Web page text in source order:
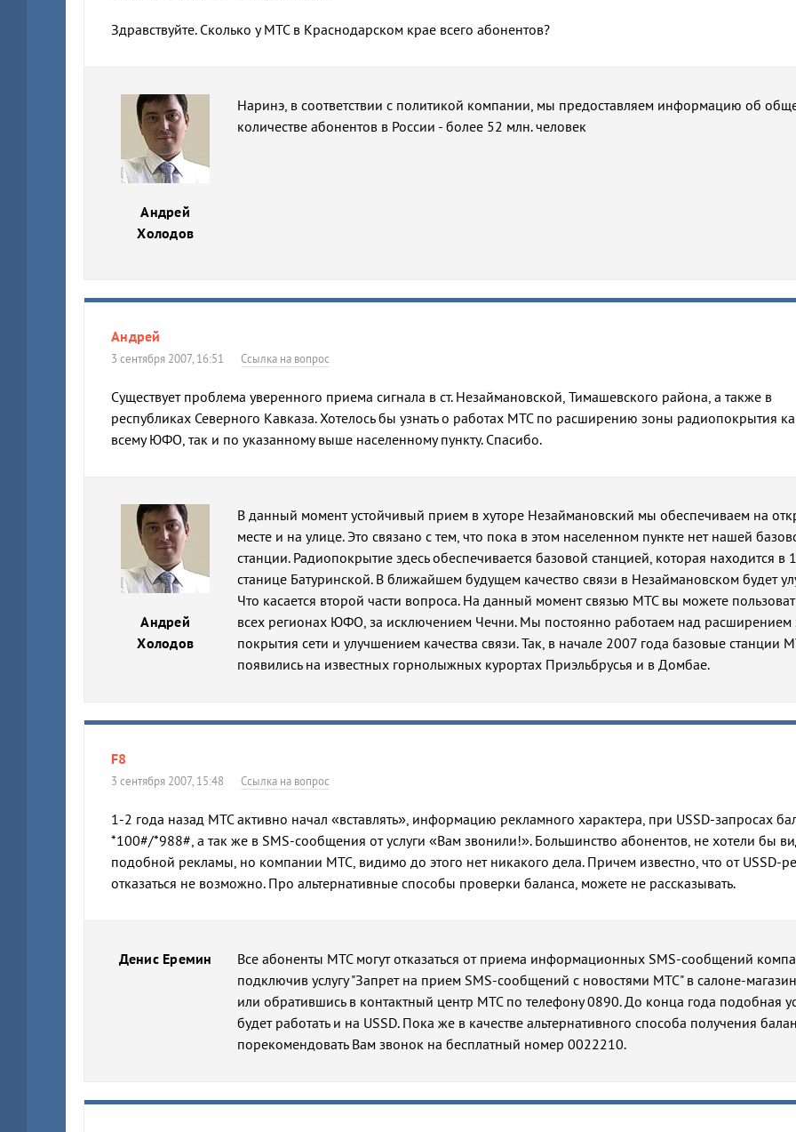
Здравствуйте. Сколько у МТС в Краснодарском крае всего абонентов?
Андрей
Холодов
Наринэ, в соответствии с политикой компании, мы предоставляем информацию об
количестве абонентов в России - более 52 млн. человек
Андрей
3 сентября 2007, 16:51 Ссылка на вопрос
Существует проблема уверенного приема сигнала в ст. Незаймановской, Тимашевского района, а также в
республиках Северного Кавказа. Хотелось бы узнать о работах МТС по расширению зоны радиопокрытия
всему ЮФО, так и по указанному выше населенному пункту. Спасибо.
Андрей
Холодов
В данный момент устойчивый прием в хуторе Незаймановский мы обеспечиваем на
месте и на улице. Это связано с тем, что пока в этом населенном пункте нет нашей
станции. Радиопокрытие здесь обеспечивается базовой станцией, которая находится в
станице Батуринской. В ближайшем будущем качество связи в Незаймановском будет
Что касается второй части вопроса. На данный момент связью МТС вы можете
всех регионах ЮФО, за исключением Чечни. Мы постоянно работаем над
покрытия сети и улучшением качества связи. Так, в начале 2007 года базовые станции
появились на известных горнолыжных курортах Приэльбрусья и в Домбае.
F8
3 сентября 2007, 15:48 Ссылка на вопрос
1-2 года назад МТС активно начал «вставлять», информацию рекламного характера, при USSD-запросах
*100#/*988#, а так же в SMS-сообщения от услуги «Вам звонили!». Большинство абонентов, не хотели бы
подобной рекламы, но компании МТС, видимо до этого нет никакого дела. Причем известно, что от USSD-
отказаться не возможно. Про альтернативные способы проверки баланса, можете не рассказывать.
Денис Еремин
Все абоненты МТС могут отказаться от приема информационных SMS-сообщений
подключив услугу "Запрет на прием SMS-сообщений с новостями МТС" в салоне-
или обратившись в контактный центр МТС по телефону 0890. До конца года подобная
будет работать и на USSD. Пока же в качестве альтернативного способа получения
порекомендовать Вам звонок на бесплатный номер 0022210.